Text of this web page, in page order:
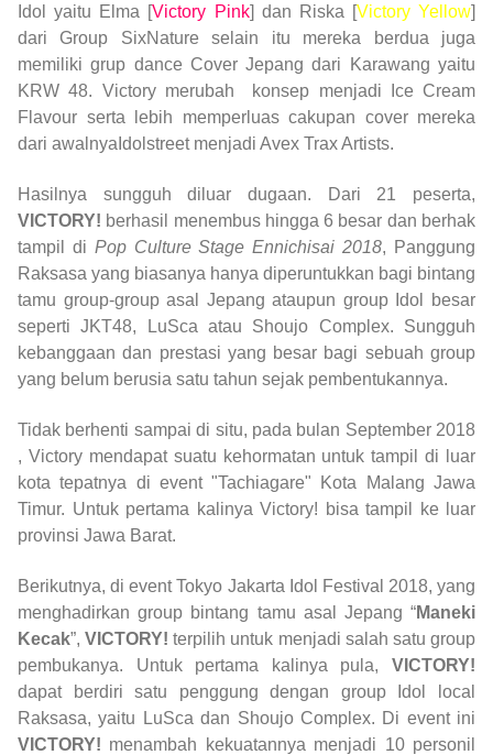
Idol yaitu Elma [Victory Pink] dan Riska [Victory Yellow]
dari Group SixNature selain itu mereka berdua juga
memiliki grup dance Cover Jepang dari Karawang yaitu
KRW 48. Victory merubah konsep menjadi Ice Cream
Flavour serta lebih memperluas cakupan cover mereka
dari awalnyaIdolstreet menjadi Avex Trax Artists.
Hasilnya sungguh diluar dugaan. Dari 21 peserta,
VICTORY! berhasil menembus hingga 6 besar dan berhak
tampil di Pop Culture Stage Ennichisai 2018, Panggung
Raksasa yang biasanya hanya diperuntukkan bagi bintang
tamu group-group asal Jepang ataupun group Idol besar
seperti JKT48, LuSca atau Shoujo Complex. Sungguh
kebanggaan dan prestasi yang besar bagi sebuah group
yang belum berusia satu tahun sejak pembentukannya.
Tidak berhenti sampai di situ, pada bulan September 2018
, Victory mendapat suatu kehormatan untuk tampil di luar
kota tepatnya di event "Tachiagare" Kota Malang Jawa
Timur. Untuk pertama kalinya Victory! bisa tampil ke luar
provinsi Jawa Barat.
Berikutnya, di event Tokyo Jakarta Idol Festival 2018, yang
menghadirkan group bintang tamu asal Jepang “Maneki
Kecak”,VICTORY! terpilih untuk menjadi salah satu group
pembukanya. Untuk pertama kalinya pula, VICTORY!
dapat berdiri satu penggung dengan group Idol local
Raksasa, yaitu LuSca dan Shoujo Complex. Di event ini
VICTORY! menambah kekuatannya menjadi 10 personil